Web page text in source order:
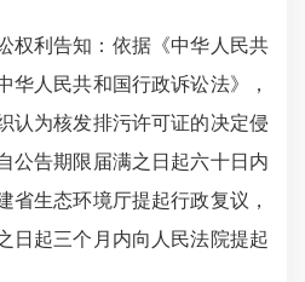
权利告知：依据《中华人民共
华人民共和国行政诉讼法》，
认为核发排污许可证的决定侵
公告期限届满之日起六十日内
省生态环境厅提起行政复议，
日起三个月内向人民法院提起